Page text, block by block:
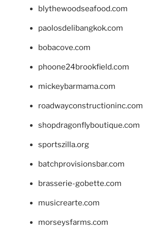
blythewoodseafood.com
paolosdelibangkok.com
bobacove.com
phoone24brookfield.com
mickeybarmama.com
roadwayconstructioninc.com
shopdragonflyboutique.com
sportszilla.org
batchprovisionsbar.com
brasserie-gobette.com
musicrearte.com
morseysfarms.com